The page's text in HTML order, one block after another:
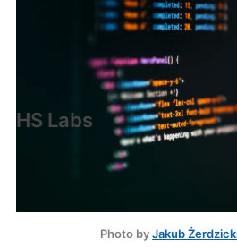
HS Labs
Photo by Jakub